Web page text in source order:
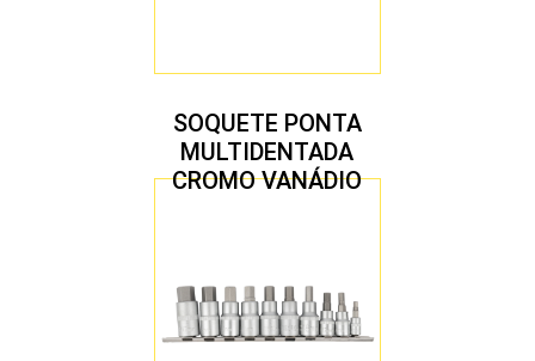
SOQUETE PONTA
MULTIDENTADA
CROMO VANÁDIO